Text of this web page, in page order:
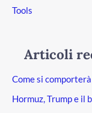
Tools
Articoli
Come si
Hormuz, Trump e il